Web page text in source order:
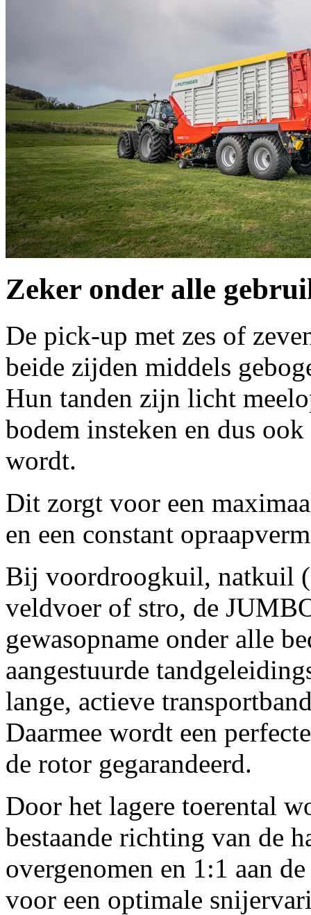
Zeker onder alle
De pick-up met zes of
beide zijden middels
Hun tanden zijn licht
bodem insteken en dus ook
wordt.
Dit zorgt voor een
en een constant
Bij voordroogkuil, natkuil
veldvoer of stro, de
gewasopname onder alle
aangestuurde
lange, actieve
Daarmee wordt een
de rotor gegarandeerd.
Door het lagere toerental
bestaande richting van de
overgenomen en 1:1 aan
voor een optimale